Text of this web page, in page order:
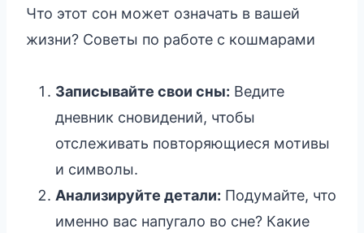
Что этот сон может означать в вашей
жизни? Советы по работе с кошмарами
Записывайте свои сны: Ведите
дневник сновидений, чтобы
отслеживать повторяющиеся мотивы
и символы.
Анализируйте детали: Подумайте, что
именно вас напугало во сне? Какие